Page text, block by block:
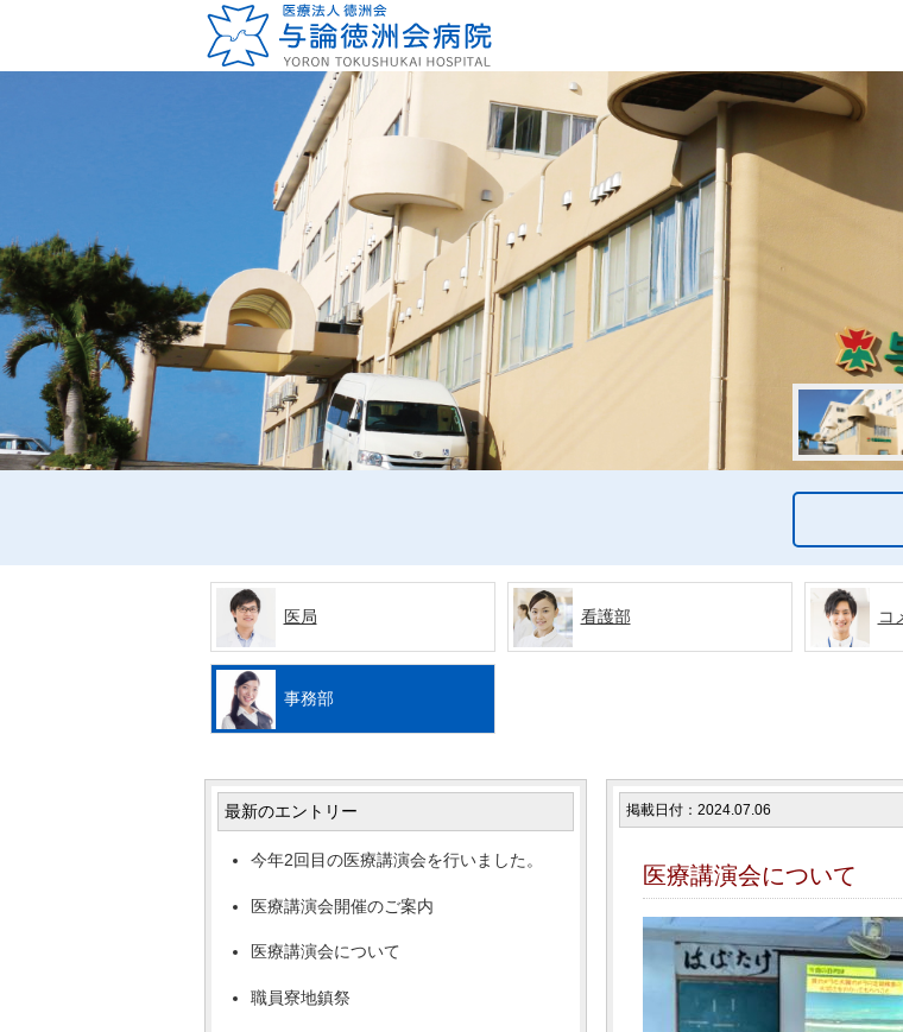
医局 看護部 コ
事務部
掲載日付：2024.07.06
医療講演会について
最新のエントリー
今年2回目の医療講演会を行いました。
医療講演会開催のご案内
医療講演会について
職員寮地鎮祭